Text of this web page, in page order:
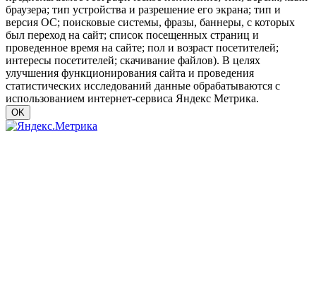
браузера; тип устройства и разрешение его экрана; тип и
версия ОС; поисковые системы, фразы, баннеры, с которых
был переход на сайт; список посещенных страниц и
проведенное время на сайте; пол и возраст посетителей;
интересы посетителей; скачивание файлов). В целях
улучшения функционирования сайта и проведения
статистических исследований данные обрабатываются с
использованием интернет-сервиса Яндекс Метрика.
OK